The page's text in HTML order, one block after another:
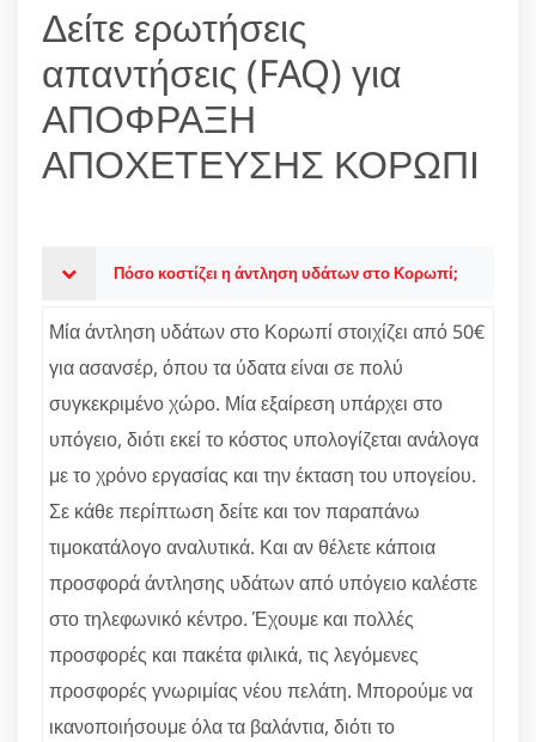
Δείτε ερωτήσεις
απαντήσεις (FAQ) για
ΑΠΟΦΡΑΞΗ
ΑΠΟΧΕΤΕΥΣΗΣ ΚΟΡΩΠΙ
Πόσο κοστίζει η άντληση υδάτων στο Κορωπί;
Μία άντληση υδάτων στο Κορωπί στοιχίζει από 50€
για ασανσέρ, όπου τα ύδατα είναι σε πολύ
συγκεκριμένο χώρο. Μία εξαίρεση υπάρχει στο
υπόγειο, διότι εκεί το κόστος υπολογίζεται ανάλογα
με το χρόνο εργασίας και την έκταση του υπογείου.
Σε κάθε περίπτωση δείτε και τον παραπάνω
τιμοκατάλογο αναλυτικά. Και αν θέλετε κάποια
προσφορά άντλησης υδάτων από υπόγειο καλέστε
στο τηλεφωνικό κέντρο. Έχουμε και πολλές
προσφορές και πακέτα φιλικά, τις λεγόμενες
προσφορές γνωριμίας νέου πελάτη. Μπορούμε να
ικανοποιήσουμε όλα τα βαλάντια, διότι το